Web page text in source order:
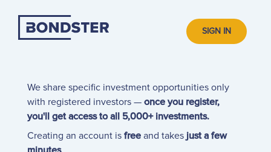
SIGN IN
We share specific investment opportunities only
with registered investors — once you register,
you'll get access to all 5,000+ investments.
Creating an account is free and takesjust a few